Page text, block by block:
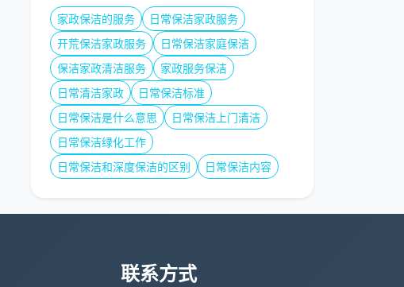
家政保洁的服务
日常保洁家政服务
开荒保洁家政服务
日常保洁家庭保洁
保洁家政清洁服务
家政服务保洁
日常清洁家政
日常保洁标准
日常保洁是什么意思
日常保洁上门清洁
日常保洁绿化工作
日常保洁和深度保洁的区别
日常保洁内容
联系方式